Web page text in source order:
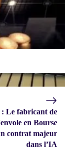
Le fabricant de
en Bourse
contrat majeur
dans l’IA